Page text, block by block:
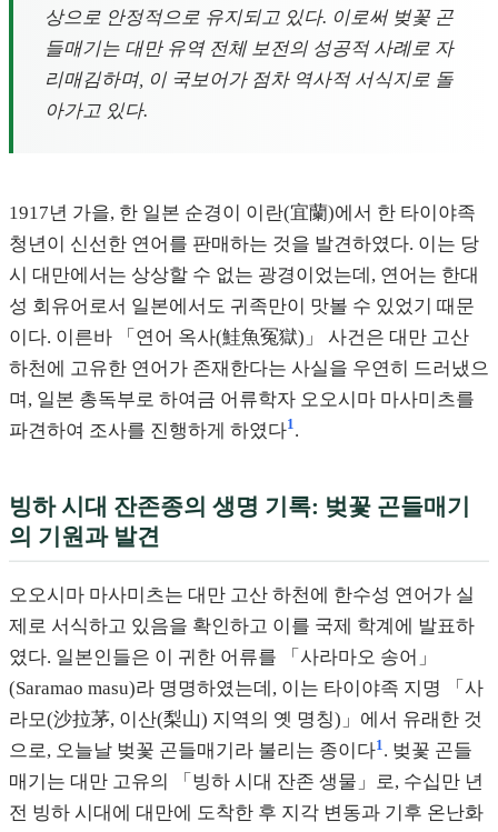
상으로 안정적으로 유지되고 있다. 이로써 벚꽃 곤
들매기는 대만 유역 전체 보전의 성공적 사례로 자
리매김하며, 이 국보어가 점차 역사적 서식지로 돌
아가고 있다.
1917년 가을, 한 일본 순경이 이란(宜蘭)에서 한 타이야족
청년이 신선한 연어를 판매하는 것을 발견하였다. 이는 당
시 대만에서는 상상할 수 없는 광경이었는데, 연어는 한대
성 회유어로서 일본에서도 귀족만이 맛볼 수 있었기 때문
이다. 이른바 「연어 옥사(鮭魚冤獄)」 사건은 대만 고산
하천에 고유한 연어가 존재한다는 사실을 우연히 드러냈으
며, 일본 총독부로 하여금 어류학자 오오시마 마사미츠를
파견하여 조사를 진행하게 하였다1.
빙하 시대 잔존종의 생명 기록: 벚꽃 곤들매기
의 기원과 발견
오오시마 마사미츠는 대만 고산 하천에 한수성 연어가 실
제로 서식하고 있음을 확인하고 이를 국제 학계에 발표하
였다. 일본인들은 이 귀한 어류를 「사라마오 송어」
(Saramao masu)라 명명하였는데, 이는 타이야족 지명 「사
라모(沙拉茅, 이산(梨山) 지역의 옛 명칭)」에서 유래한 것
으로, 오늘날 벚꽃 곤들매기라 불리는 종이다1 . 벚꽃 곤들
매기는 대만 고유의 「빙하 시대 잔존 생물」로, 수십만 년
전 빙하 시대에 대만에 도착한 후 지각 변동과 기후 온난화